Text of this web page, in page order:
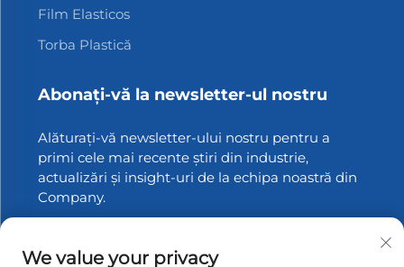
Film Elasticos
Torba Plastică
Abonați-vă la newsletter-ul nostru
Alăturați-vă newsletter-ului nostru pentru a
primi cele mai recente știri din industrie,
actualizări și insight-uri de la echipa noastră din
Company.
We value your privacy